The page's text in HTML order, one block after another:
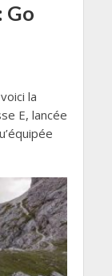
Go
la
E, lancée